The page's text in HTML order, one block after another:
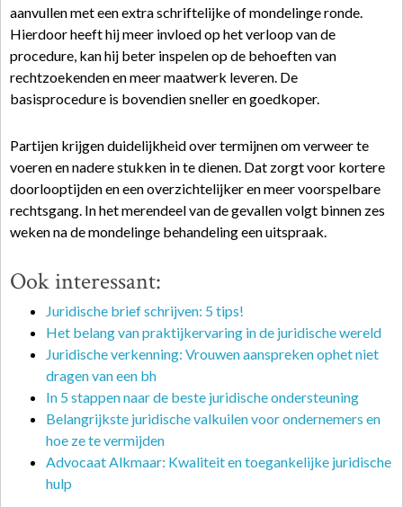
aanvullen met een extra schriftelijke of mondelinge ronde.
Hierdoor heeft hij meer invloed op het verloop van de
procedure, kan hij beter inspelen op de behoeften van
rechtzoekenden en meer maatwerk leveren. De
basisprocedure is bovendien sneller en goedkoper.
Partijen krijgen duidelijkheid over termijnen om verweer te
voeren en nadere stukken in te dienen. Dat zorgt voor kortere
doorlooptijden en een overzichtelijker en meer voorspelbare
rechtsgang. In het merendeel van de gevallen volgt binnen zes
weken na de mondelinge behandeling een uitspraak.
Ook interessant:
Juridische brief schrijven: 5 tips!
Het belang van praktijkervaring in de juridische wereld
Juridische verkenning: Vrouwen aanspreken ophet niet
dragen van een bh
In 5 stappen naar de beste juridische ondersteuning
Belangrijkste juridische valkuilen voor ondernemers en
hoe ze te vermijden
Advocaat Alkmaar: Kwaliteit en toegankelijke juridische
hulp